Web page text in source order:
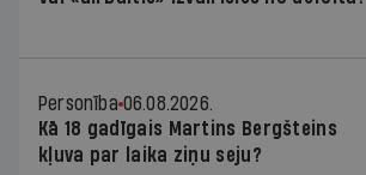
Personība 06.08.2026.
Kā 18 gadīgais Martins Bergšteins
kļuva par laika ziņu seju?